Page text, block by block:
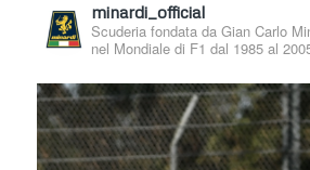
minardi_official
Scuderia fondata da Gian Carlo
nel Mondiale di F1 dal 1985 al